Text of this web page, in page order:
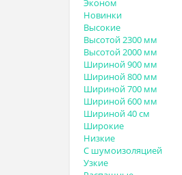
Эконом
Новинки
Высокие
Высотой 2300 мм
Высотой 2000 мм
Шириной 900 мм
Шириной 800 мм
Шириной 700 мм
Шириной 600 мм
Шириной 40 см
Широкие
Низкие
С шумоизоляцией
Узкие